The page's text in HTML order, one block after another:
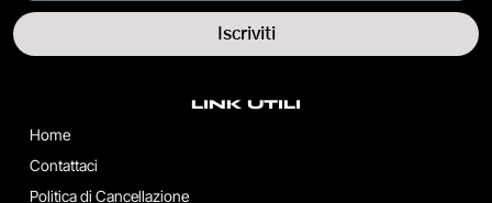
LINK UTILI
Home
Contattaci
Politica di Cancellazione
Iscriviti